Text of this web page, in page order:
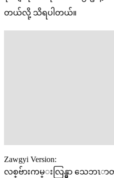
တယ်လို့ သိရပါတယ်။
Zawgyi Version:
လစ္‌ဗ်ားကမ္းလြန္မွာ သေဘၤာ